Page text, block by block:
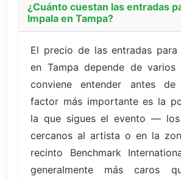
¿Cuánto cuestan las entradas
Impala en Tampa?
El precio de las entradas para
en Tampa depende de varios
conviene entender antes
factor más importante es la
la que sigues el evento — los
cercanos al artista o en la
recinto Benchmark
generalmente más caros